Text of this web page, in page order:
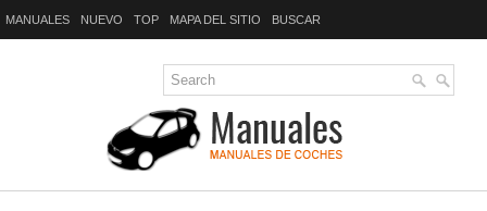
MANUALES NUEVO TOP MAPA DEL SITIO BUSCAR